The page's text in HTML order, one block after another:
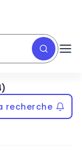
recherche